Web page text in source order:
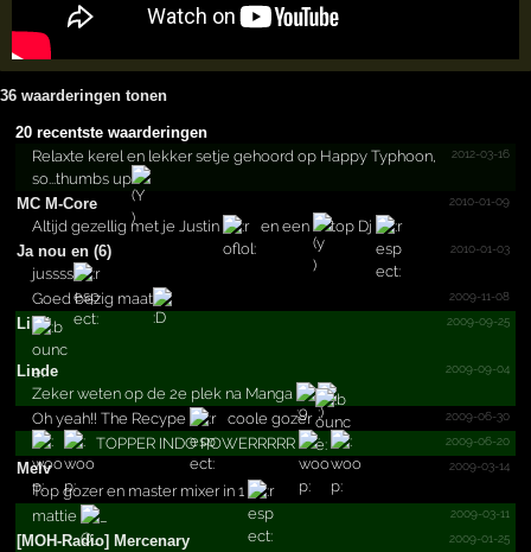
36 waarderingen tonen
20 recentste waarderingen
2012-03-16
Relaxte kerel en lekker setje gehoord op Happy Typhoon,
so...thumbs up
MC M-Core
2010-01-09
Altijd gezellig met je Justin en een
top Dj
Ja nou en (6)
2010-01-03
jussss
2009-11-08
Goed bezig maat
Lilo*
2009-09-25
Linde 2009-09-04
Zeker weten op de 2e plek na Manga
2009-06-30
Oh yeah!! The Recype coole gozer
2009-06-20
TOPPER INDO POWERRRRR
Melv
2009-03-14
Top gozer en master mixer in 1
2009-03-11
mattie
[MOH-Radio] Mercenary
2009-01-25